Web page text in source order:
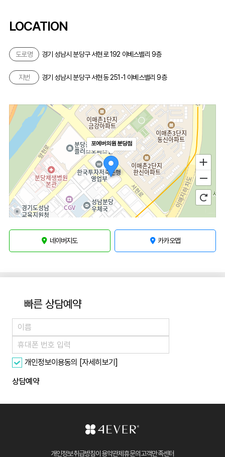
LOCATION
도로명 경기 성남시 분당구 서현로 192 야베스밸리 9층
지번 경기 성남시 분당구 서현동 251-1 야베스밸리 9층
포에버의원 분당점
네이버지도 카카오맵
빠른 상담예약
개인정보이용동의 [자세히보기]
상담예약
개인정보취급방침이용약관제휴문의고객만족센터